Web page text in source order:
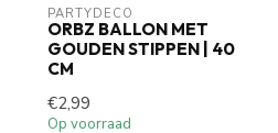
PARTYDECO
ORBZ BALLON MET
GOUDEN STIPPEN | 40
CM
€2,99
Op voorraad